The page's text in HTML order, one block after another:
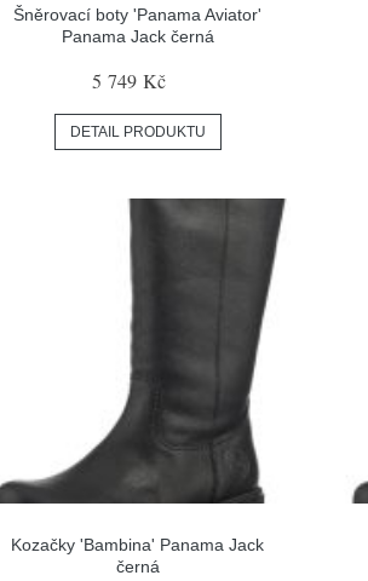
Šněrovací boty 'Panama Aviator'
Panama Jack černá
5 749 Kč
DETAIL PRODUKTU
Kozačky 'Bambina' Panama Jack
černá